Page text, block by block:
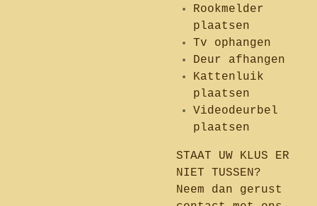
Rookmelder
plaatsen
Tv ophangen
Deur afhangen
Kattenluik
plaatsen
Videodeurbel
plaatsen
STAAT UW KLUS ER
NIET TUSSEN?
Neem dan gerust